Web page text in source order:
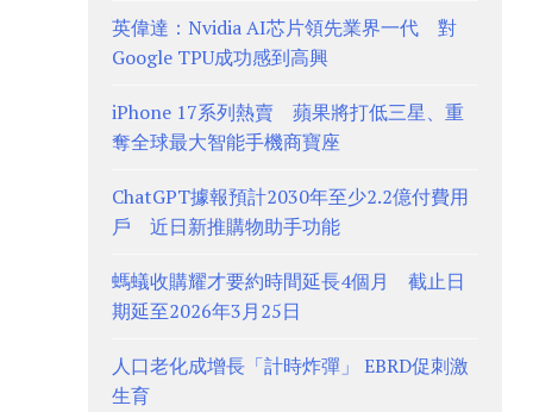
英偉達：Nvidia AI芯片領先業界一代 對
Google TPU成功感到高興
iPhone 17系列熱賣 蘋果將打低三星、重
奪全球最大智能手機商寶座
ChatGPT據報預計2030年至少2.2億付費用
戶 近日新推購物助手功能
螞蟻收購耀才要約時間延長4個月 截止日
期延至2026年3月25日
人口老化成增長「計時炸彈」 EBRD促刺激
生育